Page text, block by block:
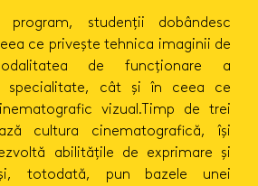
studenții dobândesc
ce privește tehnica imaginii de
de funcționare a
specialitate, cât și în ceea ce
vizual.Timp de trei
cultura cinematografică, își
abilitățile de exprimare și
totodată, pun bazele unei